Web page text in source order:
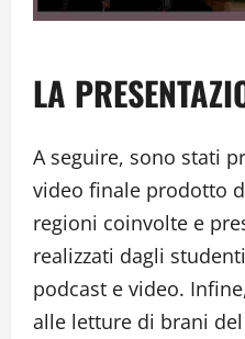
LA
A seguire, sono stati
video finale prodotto
regioni coinvolte e
realizzati dagli
podcast e video.
alle letture di brani del